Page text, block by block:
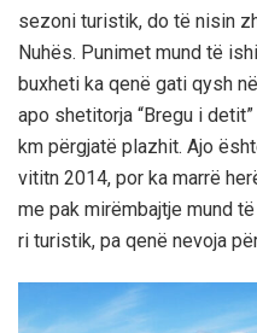
sezoni turistik, do të nisin
Nuhës. Punimet mund të
buxheti ka qenë gati qysh
apo shetitorja “Bregu i
km përgjatë plazhit. Ajo
vititn 2014, por ka marrë
me pak mirëmbajtje mund
ri turistik, pa qenë nevoja